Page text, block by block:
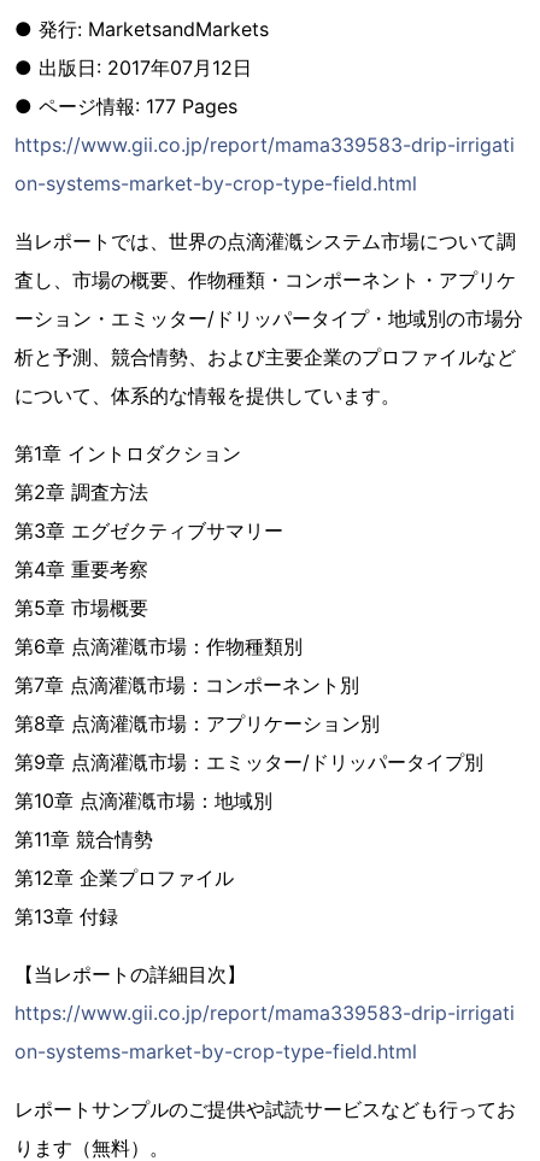
● 発行: MarketsandMarkets
● 出版日: 2017年07月12日
● ページ情報: 177 Pages
https://www.gii.co.jp/report/mama339583-drip-irrigati
on-systems-market-by-crop-type-field.html
当レポートでは、世界の点滴灌漑システム市場について調
査し、市場の概要、作物種類・コンポーネント・アプリケ
ーション・エミッター/ドリッパータイプ・地域別の市場分
析と予測、競合情勢、および主要企業のプロファイルなど
について、体系的な情報を提供しています。
第1章 イントロダクション
第2章 調査方法
第3章 エグゼクティブサマリー
第4章 重要考察
第5章 市場概要
第6章 点滴灌漑市場：作物種類別
第7章 点滴灌漑市場：コンポーネント別
第8章 点滴灌漑市場：アプリケーション別
第9章 点滴灌漑市場：エミッター/ドリッパータイプ別
第10章 点滴灌漑市場：地域別
第11章 競合情勢
第12章 企業プロファイル
第13章 付録
【当レポートの詳細目次】
https://www.gii.co.jp/report/mama339583-drip-irrigati
on-systems-market-by-crop-type-field.html
レポートサンプルのご提供や試読サービスなども行ってお
ります（無料）。